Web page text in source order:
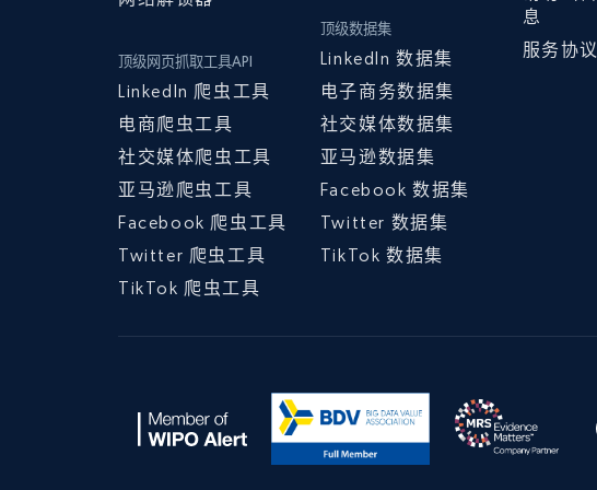
顶级网页抓取工具API
LinkedIn 爬虫工具
电商爬虫工具
社交媒体爬虫工具
亚马逊爬虫工具
Facebook 爬虫工具
Twitter 爬虫工具
TikTok 爬虫工具
顶级数据集
LinkedIn 数据集
电子商务数据集
社交媒体数据集
亚马逊数据集
Facebook 数据集
Twitter 数据集
TikTok 数据集
息
服务协议